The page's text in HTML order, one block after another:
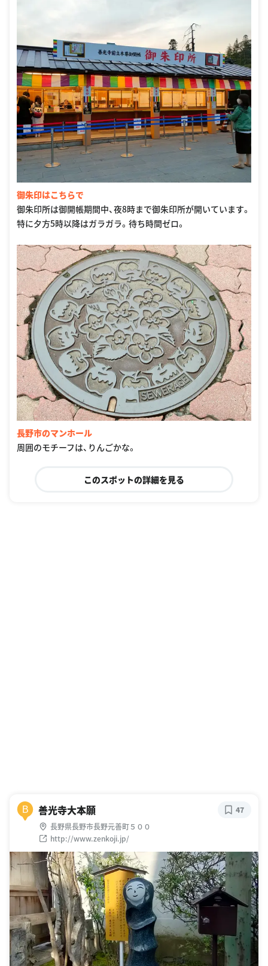
御朱印はこちらで
御朱印所は御開帳期間中、夜8時まで御朱印所が開いています。
特に夕方5時以降はガラガラ。待ち時間ゼロ。
長野市のマンホール
周囲のモチーフは、りんごかな。
このスポットの詳細を見る
B 善光寺大本願
長野県長野市長野元善町５００
http://www.zenkoji.jp/
47